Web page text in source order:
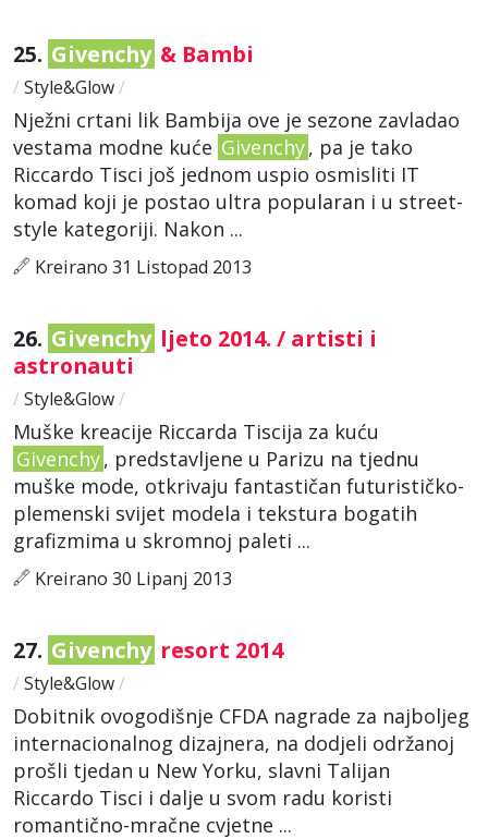
25. Givenchy & Bambi
/ Style&Glow/
Nježni crtani lik Bambija ove je sezone zavladao
vestama modne kuće Givenchy, pa je tako
Riccardo Tisci još jednom uspio osmisliti IT
komad koji je postao ultra popularan i u street-
style kategoriji. Nakon ...
Kreirano 31 Listopad 2013
26. Givenchy ljeto 2014. / artisti i
astronauti
/ Style&Glow/
Muške kreacije Riccarda Tiscija za kuću
Givenchy, predstavljene u Parizu na tjednu
muške mode, otkrivaju fantastičan futurističko-
plemenski svijet modela i tekstura bogatih
grafizmima u skromnoj paleti ...
Kreirano 30 Lipanj 2013
27. Givenchy resort 2014
/ Style&Glow/
Dobitnik ovogodišnje CFDA nagrade za najboljeg
internacionalnog dizajnera, na dodjeli održanoj
prošli tjedan u New Yorku, slavni Talijan
Riccardo Tisci i dalje u svom radu koristi
romantično-mračne cvjetne ...